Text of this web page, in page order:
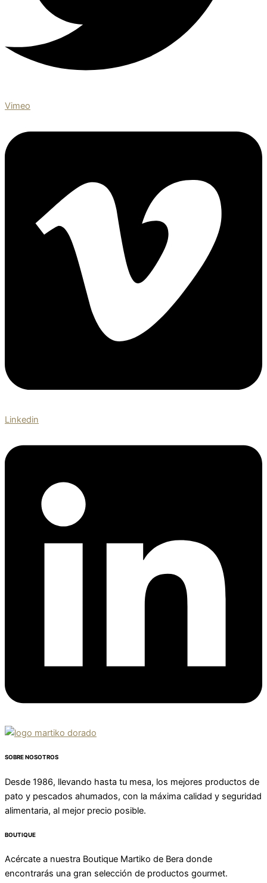
Vimeo
Linkedin
SOBRE NOSOTROS
Desde 1986, llevando hasta tu mesa, los mejores productos de
pato y pescados ahumados, con la máxima calidad y seguridad
alimentaria, al mejor precio posible.
BOUTIQUE
Acércate a nuestra Boutique Martiko de Bera donde
encontrarás una gran selección de productos gourmet.